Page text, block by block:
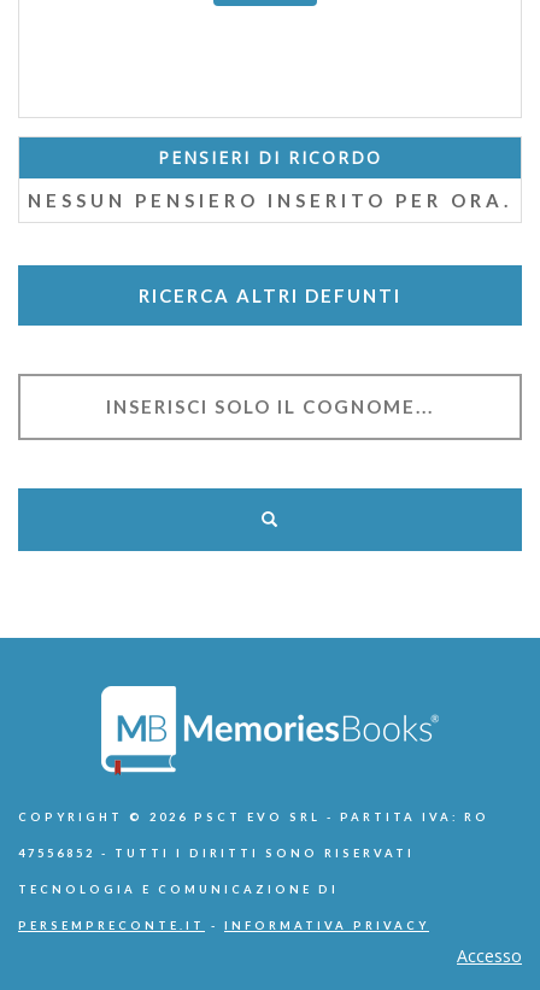
PENSIERI DI RICORDO
NESSUN PENSIERO INSERITO PER ORA.
RICERCA ALTRI DEFUNTI
COPYRIGHT © 2026 PSCT EVO SRL - PARTITA IVA: RO
47556852 - TUTTI I DIRITTI SONO RISERVATI
TECNOLOGIA E COMUNICAZIONE DI
PERSEMPRECONTE.IT - INFORMATIVA PRIVACY
Accesso